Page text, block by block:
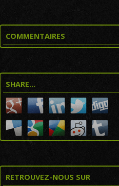
COMMENTAIRES
SHARE…
RETROUVEZ-NOUS SUR